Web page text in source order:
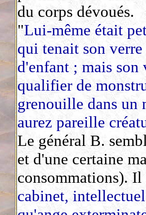
du corps dévoués.
"Lui-même était
qui tenait son
d'enfant ; mais
qualifier de
grenouille dans un
aurez pareille
Le général B.
et d'une certaine
consommations).
cabinet,